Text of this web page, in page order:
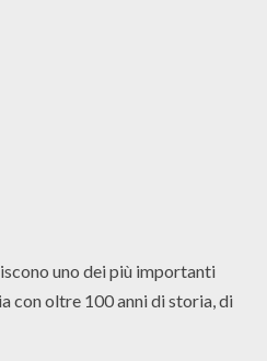
uno dei più importanti
con oltre 100 anni di storia, di